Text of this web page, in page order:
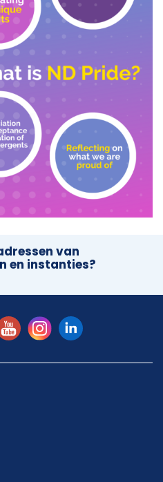
van
en instanties?